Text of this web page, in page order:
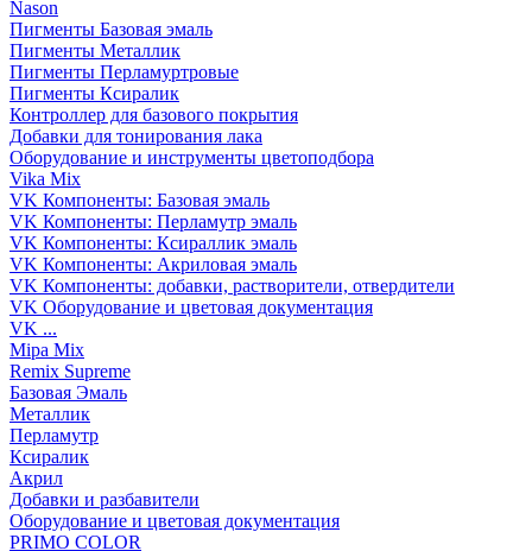
Nason
Пигменты Базовая эмаль
Пигменты Металлик
Пигменты Перламуртровые
Пигменты Ксиралик
Контроллер для базового покрытия
Добавки для тонирования лака
Оборудование и инструменты цветоподбора
Vika Mix
VK Компоненты: Базовая эмаль
VK Компоненты: Перламутр эмаль
VK Компоненты: Ксираллик эмаль
VK Компоненты: Акриловая эмаль
VK Компоненты: добавки, растворители, отвердители
VK Оборудование и цветовая документация
VK ...
Mipa Mix
Remix Supreme
Базовая Эмаль
Металлик
Перламутр
Ксиралик
Акрил
Добавки и разбавители
Оборудование и цветовая документация
PRIMO COLOR